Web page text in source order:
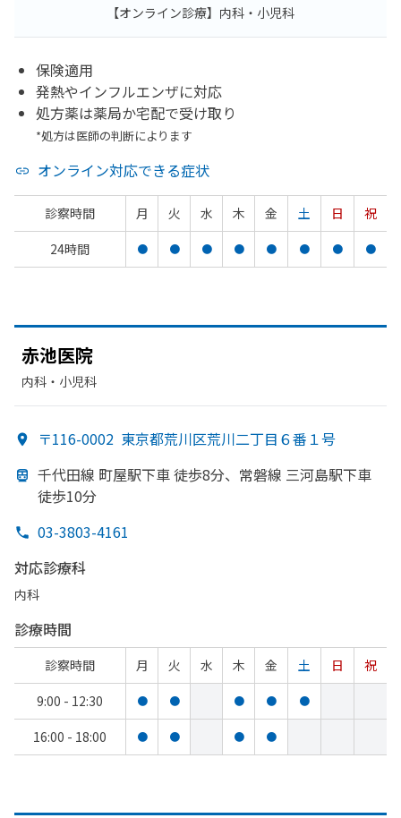
【オンライン診療】内科・小児科
保険適用
発熱やインフルエンザに対応
処方薬は薬局か宅配で受け取り
*処方は医師の判断によります
オンライン対応できる症状
診察時間 月 火 水 木 金 土 日
祝
24時間
● ● ● ● ● ● ● ●
赤池医院
内科・​小児科
〒116-0002 東京都荒川区荒川二丁目６番１号
千代田線 町屋駅下車 徒歩8分、 常磐線 三河島駅下車
徒歩10分
03-3803-4161
対応診療科
内科
診療時間
診察時間 月 火 水 木 金 土 日
祝
9:00 - 12:30
● ● ● ● ●
16:00 - 18:00 ● ● ● ●